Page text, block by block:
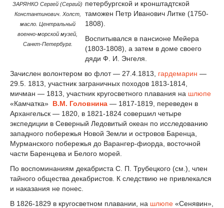
ЗАРЯНКО Сергей (Сергий)
Константинович. Холст,
масло. Центральный
военно-морской музей,
Санкт-Петербург.
петербургской и кронштадтской
таможен Петр Иванович Литке (1750-
1808).
Воспитывался в пансионе Мейера
(1803-1808), а затем в доме своего
дяди Ф. И. Энгеля.
Зачислен волонтером во флот — 27.4.1813, гардемарин —
29.5. 1813, участник заграничных походов 1813-1814,
мичман — 1813, участник кругосветного плавания на шлюпе
«Камчатка» В.М. Головнина — 1817-1819, переведен в
Архангельск — 1820, в 1821-1824 совершил четыре
экспедиции в Северный Ледовитый океан по исследованию
западного побережья Новой Земли и островов Баренца,
Мурманского побережья до Варангер-фиорда, восточной
части Баренцева и Белого морей.
По воспоминаниям декабриста С. П. Трубецкого (см.), член
тайного общества декабристов. К следствию не привлекался
и наказания не понес.
В 1826-1829 в кругосветном плавании, на шлюпе «Сенявин»,